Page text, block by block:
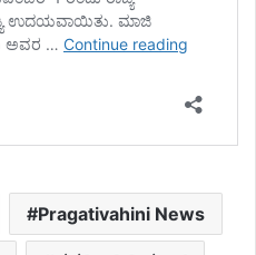
Pragativahini News